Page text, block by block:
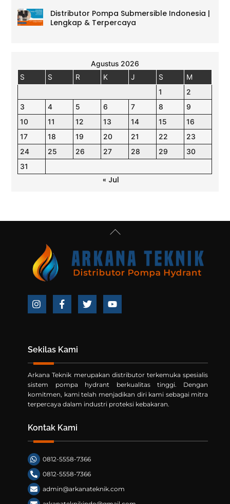
Distributor Pompa Submersible Indonesia |
Lengkap & Terpercaya
Agustus 2026
S
S R K J S
M
1
2
3
4 5 6 7 8
9
10
11 12 13 14 15
16
17
18 19 20 21 22
23
24
25 26 27 28 29
30
31
« Jul
Back
Top
Icon
Icon
Icon
Icon
Sekilas Kami
Arkana Teknik merupakan distributor terkemuka spesialis
sistem pompa hydrant berkualitas tinggi. Dengan
komitmen, kami telah menjadikan diri kami sebagai mitra
terpercaya dalam industri proteksi kebakaran.
Kontak Kami
0812-5558-7366
0812-5558-7366
admin@arkanateknik.com